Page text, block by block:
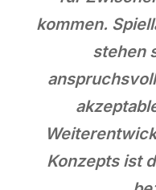
kommen.
stehen
Konzepts ist